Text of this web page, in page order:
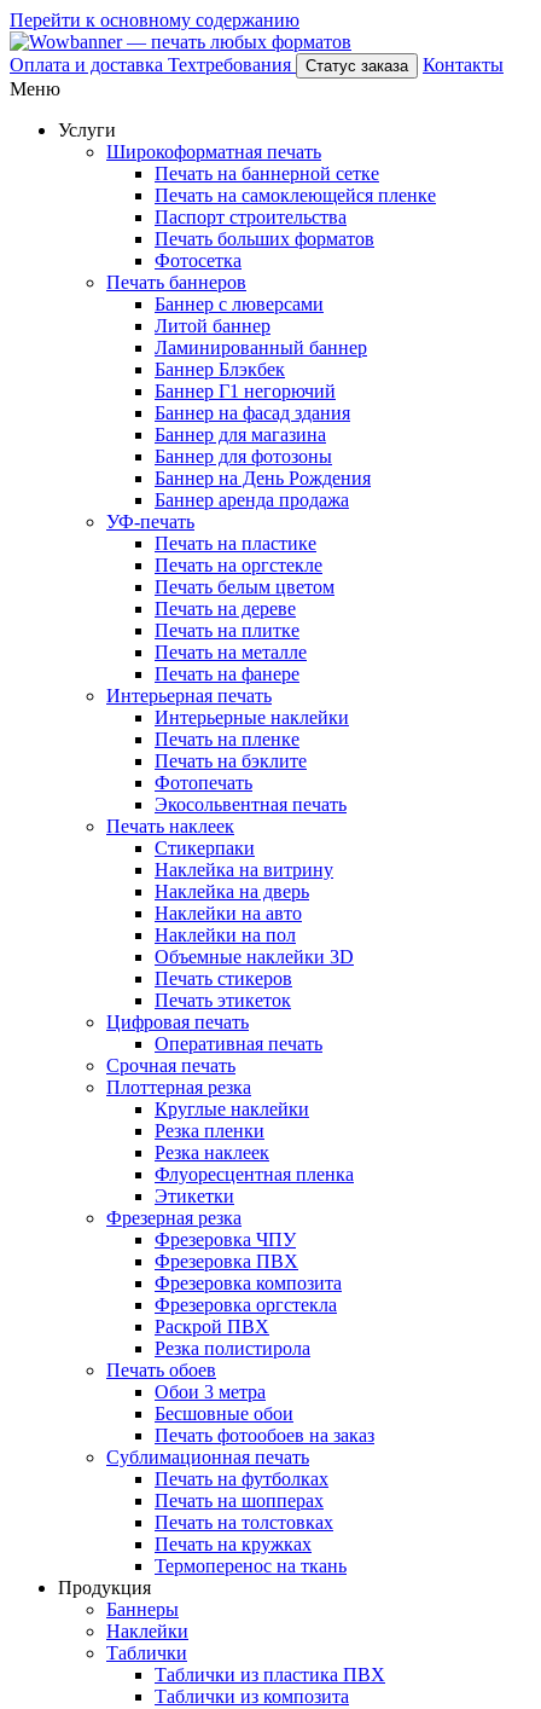
Перейти к основному содержанию
Оплата и доставка Техтребования Статус заказа
Контакты
Меню
Услуги
Широкоформатная печать
Печать на баннерной сетке
Печать на самоклеющейся пленке
Паспорт строительства
Печать больших форматов
Фотосетка
Печать баннеров
Баннер с люверсами
Литой баннер
Ламинированный баннер
Баннер Блэкбек
Баннер Г1 негорючий
Баннер на фасад здания
Баннер для магазина
Баннер для фотозоны
Баннер на День Рождения
Баннер аренда продажа
УФ-печать
Печать на пластике
Печать на оргстекле
Печать белым цветом
Печать на дереве
Печать на плитке
Печать на металле
Печать на фанере
Интерьерная печать
Интерьерные наклейки
Печать на пленке
Печать на бэклите
Фотопечать
Экосольвентная печать
Печать наклеек
Стикерпаки
Наклейка на витрину
Наклейка на дверь
Наклейки на авто
Наклейки на пол
Объемные наклейки 3D
Печать стикеров
Печать этикеток
Цифровая печать
Оперативная печать
Срочная печать
Плоттерная резка
Круглые наклейки
Резка пленки
Резка наклеек
Флуоресцентная пленка
Этикетки
Фрезерная резка
Фрезеровка ЧПУ
Фрезеровка ПВХ
Фрезеровка композита
Фрезеровка оргстекла
Раскрой ПВХ
Резка полистирола
Печать обоев
Обои 3 метра
Бесшовные обои
Печать фотообоев на заказ
Сублимационная печать
Печать на футболках
Печать на шопперах
Печать на толстовках
Печать на кружках
Термоперенос на ткань
Продукция
Баннеры
Наклейки
Таблички
Таблички из пластика ПВХ
Таблички из композита